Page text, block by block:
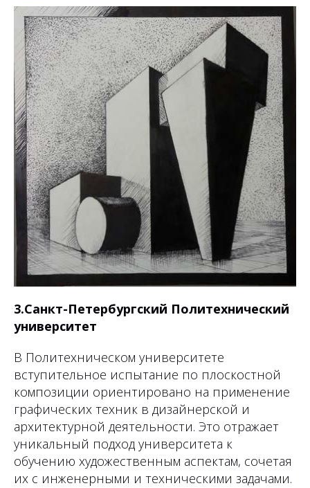
3.Санкт-Петербургский Политехнический
университет
В Политехническом университете
вступительное испытание по плоскостной
композиции ориентировано на применение
графических техник в дизайнерской и
архитектурной деятельности. Это отражает
уникальный подход университета к
обучению художественным аспектам, сочетая
их с инженерными и техническими задачами.